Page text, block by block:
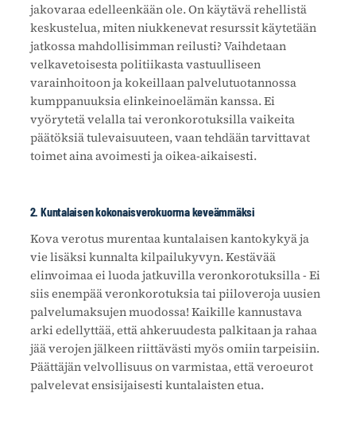
jakovaraa edelleenkään ole. On käytävä rehellistä
keskustelua, miten niukkenevat resurssit käytetään
jatkossa mahdollisimman reilusti? Vaihdetaan
velkavetoisesta politiikasta vastuulliseen
varainhoitoon ja kokeillaan palvelutuotannossa
kumppanuuksia elinkeinoelämän kanssa. Ei
vyörytetä velalla tai veronkorotuksilla vaikeita
päätöksiä tulevaisuuteen, vaan tehdään tarvittavat
toimet aina avoimesti ja oikea-aikaisesti.
2. Kuntalaisen kokonaisverokuorma keveämmäksi
Kova verotus murentaa kuntalaisen kantokykyä ja
vie lisäksi kunnalta kilpailukyvyn. Kestävää
elinvoimaa ei luoda jatkuvilla veronkorotuksilla - Ei
siis enempää veronkorotuksia tai piiloveroja uusien
palvelumaksujen muodossa! Kaikille kannustava
arki edellyttää, että ahkeruudesta palkitaan ja rahaa
jää verojen jälkeen riittävästi myös omiin tarpeisiin.
Päättäjän velvollisuus on varmistaa, että veroeurot
palvelevat ensisijaisesti kuntalaisten etua.